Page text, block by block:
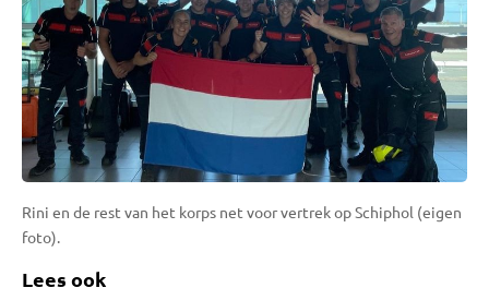
Rini en de rest van het korps net voor vertrek op Schiphol (eigen
foto).
Lees ook